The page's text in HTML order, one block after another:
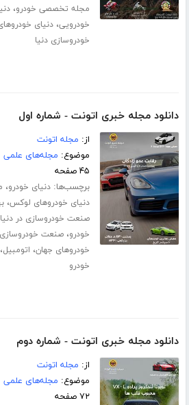
مجله تخصصی خودرو،
خودرویی،دنیای
خودروسازی دنیا
دانلود مجله خبری اتونت - شماره اول
از: مجله اتونت
موضوع: مجله‌های علمی
۴۵ صفحه
برچسب‌ها:دنیای خودرو،
دنیای خودروهای لوکس،
صنعت خودروسازی در دنیا
خودرو،صنعت خودروسازی
خودروهای جهان، اتومبیل،
خودرو
دانلود مجله خبری اتونت - شماره دوم
از: مجله اتونت
موضوع: مجله‌های علمی
۷۲ صفحه